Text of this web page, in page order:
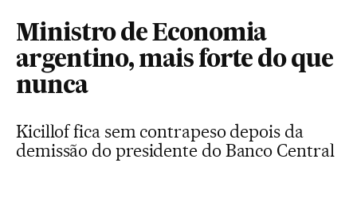
Ministro de Economia
argentino, mais forte do que
nunca
Kicillof fica sem contrapeso depois da
demissão do presidente do Banco Central